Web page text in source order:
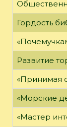
Гордость
Развитие
«Принимая
«Морские
«Мастер